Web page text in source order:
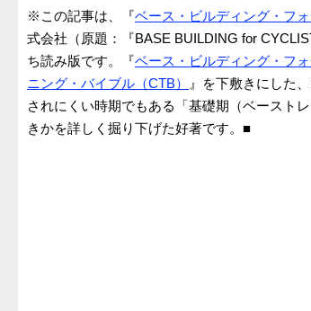
※この記事は、『ベース・ビルディング・フ
式会社（原題：『BASE BUILDING for
ち読み版です。『ベース・ビルディング・フ
ニング・バイブル（CTB）
』を下敷きにした
されにくい時期でもある「基礎期（ベースト
きかを詳しく掘り下げた好著です。■